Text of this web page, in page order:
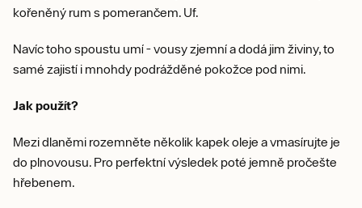
kořeněný rum s pomerančem. Uf.
Navíc toho spoustu umí - vousy zjemní a dodá jim živiny, to
samé zajistí i mnohdy podrážděné pokožce pod nimi.
Jak použít?
Mezi dlaněmi rozemněte několik kapek oleje a vmasírujte je
do plnovousu. Pro perfektní výsledek poté jemně pročešte
hřebenem.